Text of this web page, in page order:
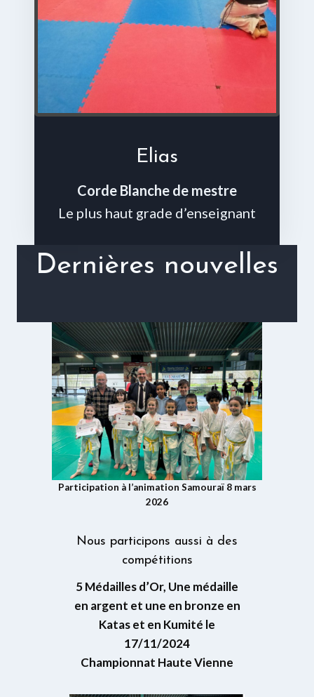
Elias
Corde Blanche de mestre
Le plus haut grade d’enseignant
Dernières nouvelles
Participation à l’animation Samouraï 8 mars
2026
Nous participons aussi à des
compétitions
5 Médailles d’Or, Une médaille
en argent et une en bronze en
Katas et en Kumité le
17/11/2024
Championnat Haute Vienne